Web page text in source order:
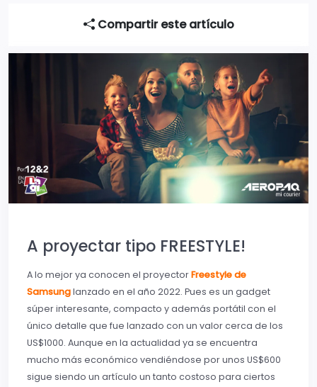
Compartir este artículo
A proyectar tipo FREESTYLE!
A lo mejor ya conocen el proyectorFreestyle de
Samsunglanzado en el año 2022. Pues es un gadget
súper interesante, compacto y además portátil con el
único detalle que fue lanzado con un valor cerca de los
US$1000. Aunque en la actualidad ya se encuentra
mucho más económico vendiéndose por unos US$600
sigue siendo un artículo un tanto costoso para ciertos